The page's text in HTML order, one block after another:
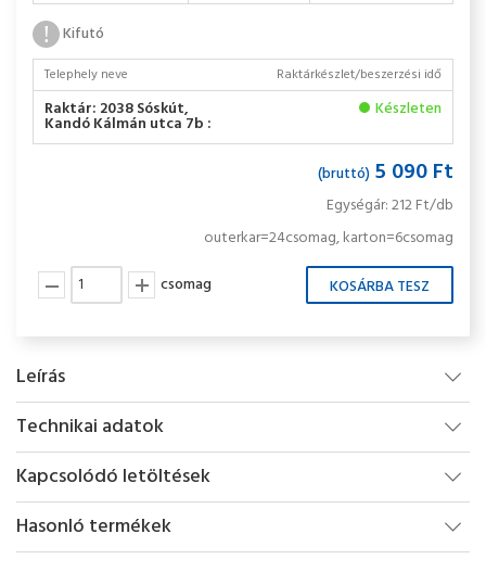
Kifutó
Telephely neve Raktárkészlet/beszerzési idő
Raktár: 2038 Sóskút,
Kandó Kálmán utca 7b :
Készleten
(bruttó) 5 090 Ft
Egységár: 212 Ft/db
outerkar=24csomag, karton=6csomag
csomag
Leírás
Technikai adatok
Kapcsolódó letöltések
Hasonló termékek